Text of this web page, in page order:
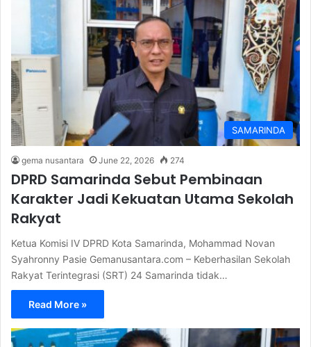
SAMARINDA
gema nusantara June 22, 2026 274
DPRD Samarinda Sebut Pembinaan
Karakter Jadi Kekuatan Utama Sekolah
Rakyat
Ketua Komisi IV DPRD Kota Samarinda, Mohammad Novan
Syahronny Pasie Gemanusantara.com – Keberhasilan Sekolah
Rakyat Terintegrasi (SRT) 24 Samarinda tidak…
Read More »